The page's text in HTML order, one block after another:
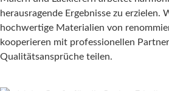
herausragende Ergebnisse zu erzielen.
hochwertige Materialien von
kooperieren mit professionellen
Qualitätsansprüche teilen.